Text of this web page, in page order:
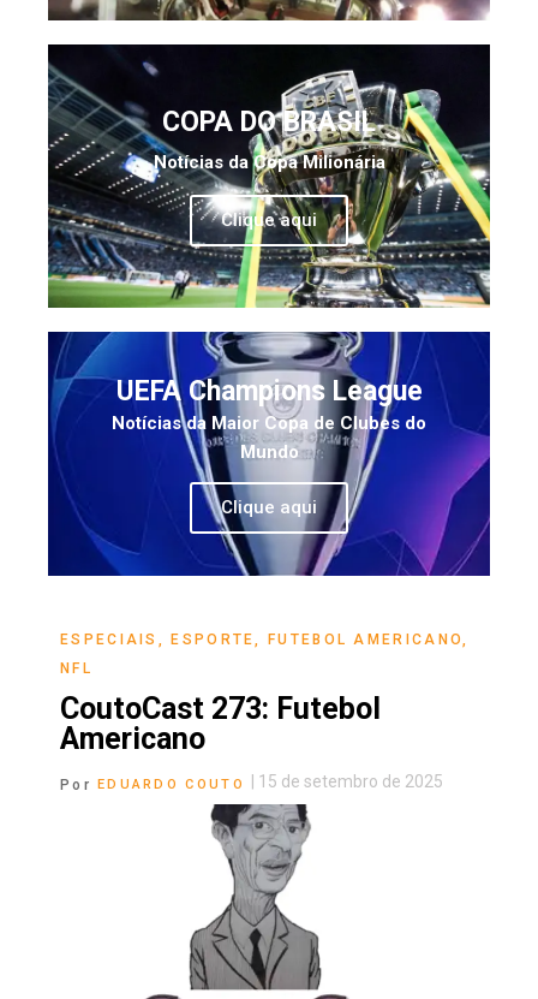
COPA DO BRASIL
Notícias da Copa Milionária
Clique aqui
UEFA Champions League
Notícias da Maior Copa de Clubes do
Mundo
Clique aqui
ESPECIAIS ,ESPORTE ,FUTEBOL AMERICANO
NFL
CoutoCast 273: Futebol
Americano
Por EDUARDO COUTO 15 de setembro de 2025